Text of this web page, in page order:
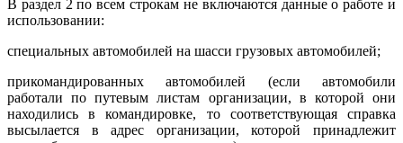
В раздел 2 по всем строкам не включаются данные о работе и
использовании:
специальных автомобилей на шасси грузовых автомобилей;
прикомандированных автомобилей (если автомобили
работали по путевым листам организации, в которой они
находились в командировке, то соответствующая справка
высылается в адрес организации, которой принадлежит